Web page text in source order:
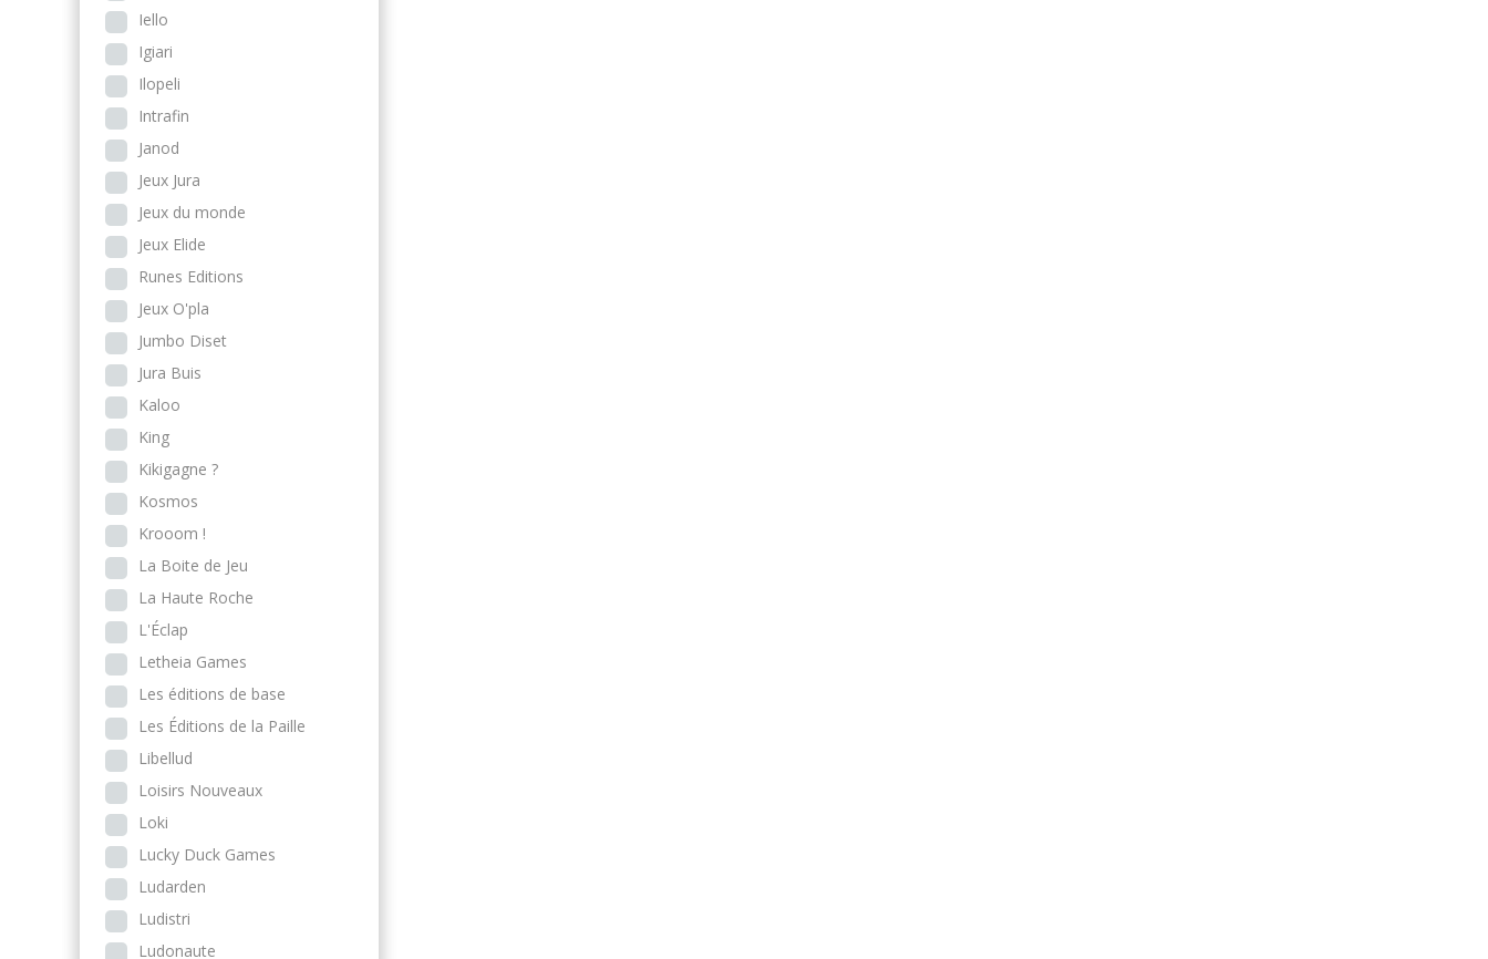
Iello
Igiari
Ilopeli
Intrafin
Janod
Jeux Jura
Jeux du monde
Jeux Elide
Runes Editions
Jeux O'pla
Jumbo Diset
Jura Buis
Kaloo
King
Kikigagne ?
Kosmos
Krooom !
La Boite de Jeu
La Haute Roche
L'Éclap
Letheia Games
Les éditions de base
Les Éditions de la Paille
Libellud
Loisirs Nouveaux
Loki
Lucky Duck Games
Ludarden
Ludistri
Ludonaute